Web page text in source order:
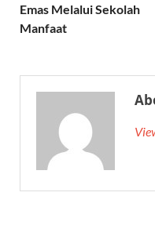
Emas Melalui Sekolah
Manfaat